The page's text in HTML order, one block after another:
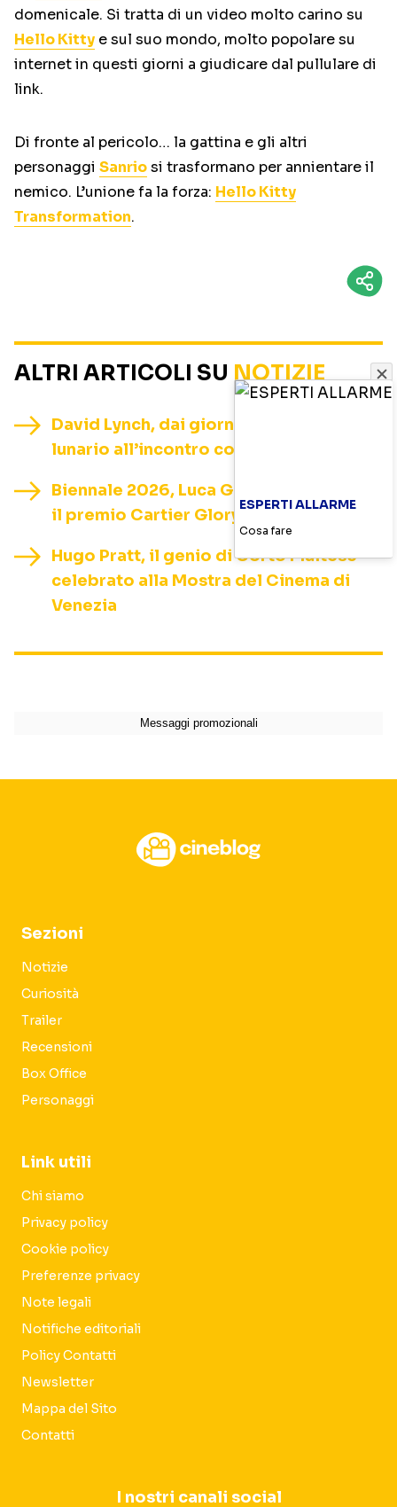
domenicale. Si tratta di un video molto carino su
Hello Kitty e sul suo mondo, molto popolare su
internet in questi giorni a giudicare dal pullulare di
link.
Di fronte al pericolo… la gattina e gli altri
personaggi Sanriosi trasformano per annientare il
nemico. L’unione fa la forza: Hello Kitty
Transformation.
ALTRI ARTICOLI SU NOTIZIE
David Lynch, dai giornali per sbarcare il
lunario all’incontro con Armani
Biennale 2026, Luca Guadagnino riceve
il premio Cartier Glory to the Filmmaker
Hugo Pratt, il genio di Corto Maltese
celebrato alla Mostra del Cinema di
Venezia
Sezioni
Notizie
Curiosità
Trailer
Recensioni
Box Office
Personaggi
Link utili
Chi siamo
Privacy policy
Cookie policy
Preferenze privacy
Note legali
Notifiche editoriali
Policy Contatti
Newsletter
Mappa del Sito
Contatti
I nostri canali social
ESPERTI ALLARME
Cosa fare